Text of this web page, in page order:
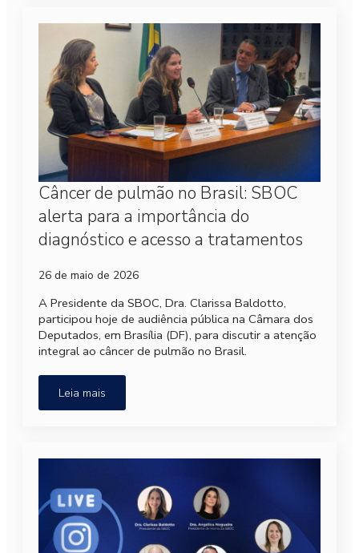
Câncer de pulmão no Brasil: SBOC
alerta para a importância do
diagnóstico e acesso a tratamentos
26 de maio de 2026
A Presidente da SBOC, Dra. Clarissa Baldotto,
participou hoje de audiência pública na Câmara dos
Deputados, em Brasília (DF), para discutir a atenção
integral ao câncer de pulmão no Brasil.
Leia mais